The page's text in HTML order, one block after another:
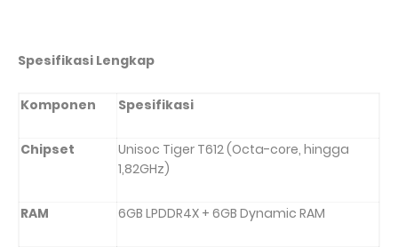
Spesifikasi Lengkap
Komponen Spesifikasi
Chipset
Unisoc Tiger T612 (Octa-core, hingga
1,82GHz)
RAM 6GB LPDDR4X + 6GB Dynamic RAM